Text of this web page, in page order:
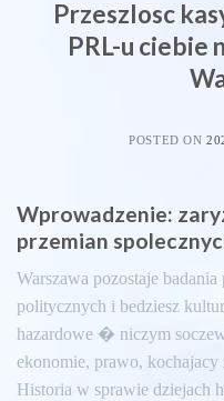
Przeszlosc
PRL-u ciebie
POSTED ON
Wprowadzenie:
przemian
Warszawa pozostaje
politycznych i bedziesz
hazardowe � niczym
ekonomie, prawo, kochajacy
Historia w sprawie dziejach